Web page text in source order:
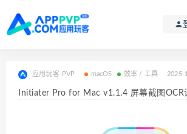
应用玩客-PVP macOS 效率 / 工具 2025-
Initiater Pro for Mac v1.1.4 屏幕截图OCR